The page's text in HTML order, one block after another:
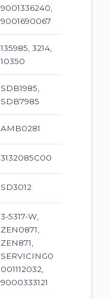
9001336240,
9001690067
135985, 3214,
10350
SDB1985,
SDB7985
AMB0281
3132085C00
SD3012
3-5317-W,
ZEN0871,
ZEN871,
SERVICING0
001112032,
9000333121